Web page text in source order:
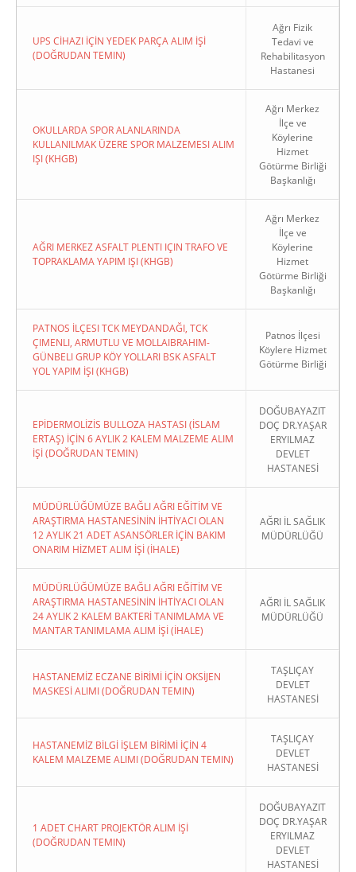
UPS CİHAZI İÇİN YEDEK PARÇA ALIM İŞİ
(DOĞRUDAN TEMIN)
Ağrı Fizik
Tedavi ve
Rehabilitasyon
Hastanesi
OKULLARDA SPOR ALANLARINDA
KULLANILMAK ÜZERE SPOR MALZEMESI ALIM
IŞI (KHGB)
Ağrı Merkez
İlçe ve
Köylerine
Hizmet
Götürme Birliği
Başkanlığı
AĞRI MERKEZ ASFALT PLENTI IÇIN TRAFO VE
TOPRAKLAMA YAPIM IŞI (KHGB)
Ağrı Merkez
İlçe ve
Köylerine
Hizmet
Götürme Birliği
Başkanlığı
PATNOS İLÇESI TCK MEYDANDAĞI, TCK
ÇIMENLI, ARMUTLU VE MOLLAIBRAHIM-
GÜNBELI GRUP KÖY YOLLARI BSK ASFALT
YOL YAPIM İŞI (KHGB)
Patnos İlçesi
Köylere Hizmet
Götürme Birliği
EPİDERMOLİZİS BULLOZA HASTASI (İSLAM
ERTAŞ) İÇİN 6 AYLIK 2 KALEM MALZEME ALIM
İŞİ (DOĞRUDAN TEMIN)
DOĞUBAYAZIT
DOÇ DR.YAŞAR
ERYILMAZ
DEVLET
HASTANESİ
MÜDÜRLÜĞÜMÜZE BAĞLI AĞRI EĞİTİM VE
ARAŞTIRMA HASTANESİNİN İHTİYACI OLAN
12 AYLIK 21 ADET ASANSÖRLER İÇİN BAKIM
ONARIM HİZMET ALIM İŞİ (İHALE)
AĞRI İL SAĞLIK
MÜDÜRLÜĞÜ
MÜDÜRLÜĞÜMÜZE BAĞLI AĞRI EĞİTİM VE
ARAŞTIRMA HASTANESİNİN İHTİYACI OLAN
24 AYLIK 2 KALEM BAKTERİ TANIMLAMA VE
MANTAR TANIMLAMA ALIM İŞİ (İHALE)
AĞRI İL SAĞLIK
MÜDÜRLÜĞÜ
HASTANEMİZ ECZANE BİRİMİ İÇİN OKSİJEN
MASKESİ ALIMI (DOĞRUDAN TEMIN)
TAŞLIÇAY
DEVLET
HASTANESİ
HASTANEMİZ BİLGİ İŞLEM BİRİMİ İÇİN 4
KALEM MALZEME ALIMI (DOĞRUDAN TEMIN)
TAŞLIÇAY
DEVLET
HASTANESİ
1 ADET CHART PROJEKTÖR ALIM İŞİ
(DOĞRUDAN TEMIN)
DOĞUBAYAZIT
DOÇ DR.YAŞAR
ERYILMAZ
DEVLET
HASTANESİ